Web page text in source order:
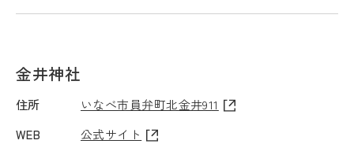
金井神社
住所
いなべ市員弁町北金井911
WEB
公式サイト